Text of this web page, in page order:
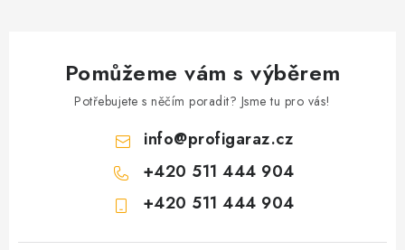
Pomůžeme vám s výběrem
Potřebujete s něčím poradit? Jsme tu pro vás!
info@profigaraz.cz
+420 511 444 904
+420 511 444 904